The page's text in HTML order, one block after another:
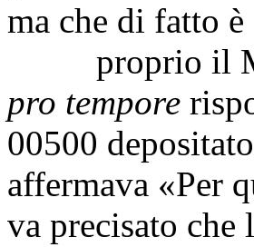
ma che di fatto
proprio il
pro tempore
00500
affermava «Per
va precisato